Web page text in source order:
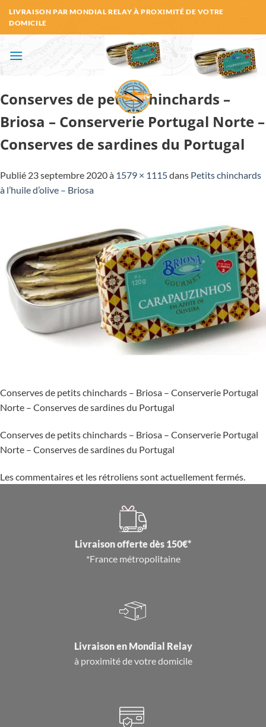
Passer
au
contenu
LIVRAISON PAR MONDIAL RELAY À PROXIMITÉ DE VOTRE
DOMICILE
Conserves de petits chinchards –
Briosa – Conserverie Portugal Norte –
Conserves de sardines du Portugal
Publié 23 septembre 2020à 1579 × 1115dans Petits chinchards
à l’huile d’olive – Briosa
Conserves de petits chinchards – Briosa – Conserverie Portugal
Norte – Conserves de sardines du Portugal
Conserves de petits chinchards – Briosa – Conserverie Portugal
Norte – Conserves de sardines du Portugal
Les commentaires et les rétroliens sont actuellement fermés.
Livraison offerte dès 150€*
*France métropolitaine
Livraison en Mondial Relay
à proximité de votre domicile